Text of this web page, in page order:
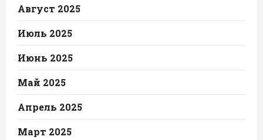
Август 2025
Июль 2025
Июнь 2025
Май 2025
Апрель 2025
Март 2025